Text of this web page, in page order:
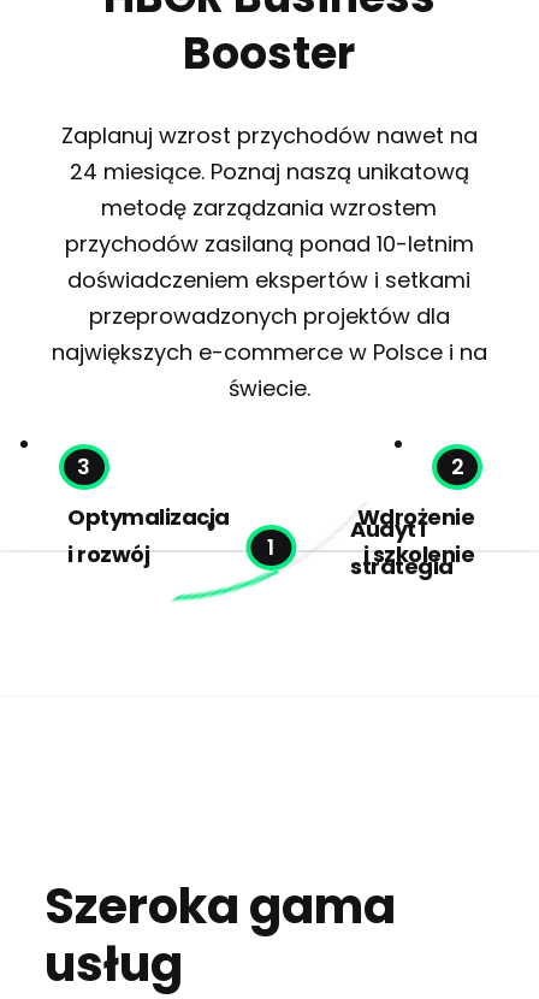
Booster
Zaplanuj wzrost przychodów nawet na
24 miesiące. Poznaj naszą unikatową
metodę zarządzania wzrostem
przychodów zasilaną ponad 10-letnim
doświadczeniem ekspertów i setkami
przeprowadzonych projektów dla
największych e-commerce w Polsce i na
świecie.
Audyt i
strategia
Wdrożenie
i szkolenie
Optymalizacja
i rozwój
Szeroka gama
usług